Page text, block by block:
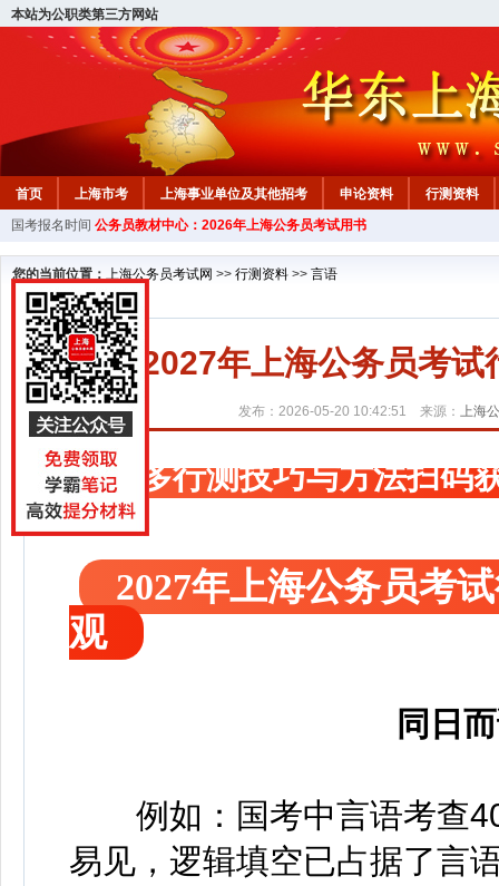
本站为公职类第三方网站
首页 上海市考 上海事业单位及其他招考 申论资料
行测资料
国考报名时间 公务员教材中心：2026年上海公务员考试用书
您的当前位置： 上海公务员考试网 >> 行测资料 >> 言语
2027年上海公务员考
发布：2026-05-20 10:42:51 来源： 上海
更多行测技巧与方法扫码
2027年上海公务员考
观
同日
例如：国考中言语考查40
易见，逻辑填空已占据了言